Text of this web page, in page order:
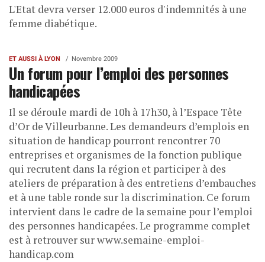
L'Etat devra verser 12.000 euros d'indemnités à une
femme diabétique.
ET AUSSI À LYON Novembre 2009
Un forum pour l’emploi des personnes
handicapées
Il se déroule mardi de 10h à 17h30, à l’Espace Tête
d’Or de Villeurbanne. Les demandeurs d’emplois en
situation de handicap pourront rencontrer 70
entreprises et organismes de la fonction publique
qui recrutent dans la région et participer à des
ateliers de préparation à des entretiens d’embauches
et à une table ronde sur la discrimination. Ce forum
intervient dans le cadre de la semaine pour l’emploi
des personnes handicapées. Le programme complet
est à retrouver sur www.semaine-emploi-
handicap.com